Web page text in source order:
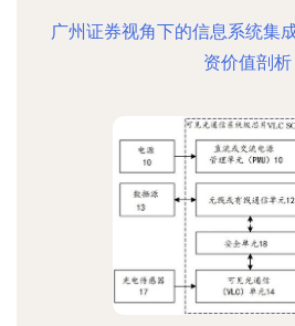
广州证券视角下的信息系统集
资价值剖析